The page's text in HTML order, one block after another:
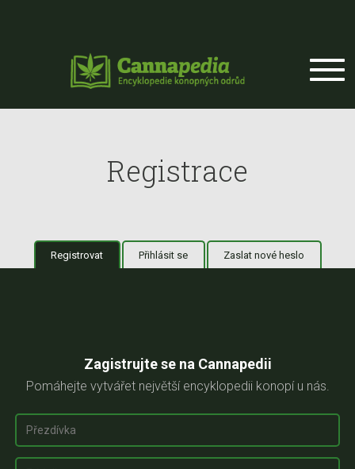
Registrace
Hlavní záložky
Registrovat (aktivní záložka)
Přihlásit se Zaslat nové heslo
Zagistrujte se na Cannapedii
Pomáhejte vytvářet největší encyklopedii konopí u nás.